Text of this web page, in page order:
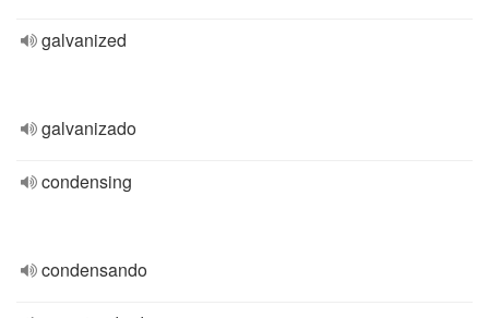
galvanized
galvanizado
condensing
condensando